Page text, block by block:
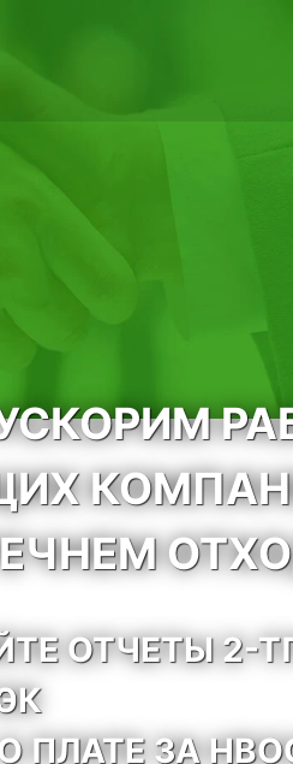
ОТЧЕТЫ 2-
ПЛАТЕ ЗА